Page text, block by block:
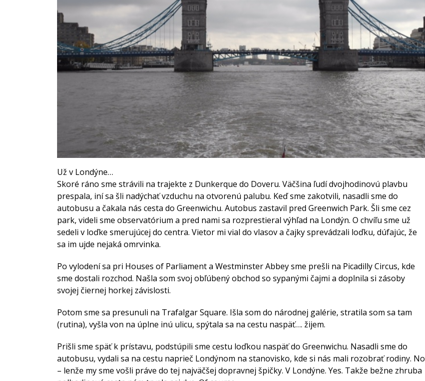
Už v Londýne…
Skoré ráno sme strávili na trajekte z Dunkerque do Doveru. Väčšina ľudí dvojhodinovú plavbu
prespala, iní sa šli nadýchať vzduchu na otvorenú palubu. Keď sme zakotvili, nasadli sme do
autobusu a čakala nás cesta do Greenwichu. Autobus zastavil pred Greenwich Park. Šli sme cez
park, videli sme observatórium a pred nami sa rozprestieral výhľad na Londýn. O chvíľu sme už
sedeli v loďke smerujúcej do centra. Vietor mi vial do vlasov a čajky sprevádzali loďku, dúfajúc, že
sa im ujde nejaká omrvinka.
Po vylodení sa pri Houses of Parliament a Westminster Abbey sme prešli na Picadilly Circus, kde
sme dostali rozchod. Našla som svoj obľúbený obchod so sypanými čajmi a doplnila si zásoby
svojej čiernej horkej závislosti.
Potom sme sa presunuli na Trafalgar Square. Išla som do národnej galérie, stratila som sa tam
(rutina), vyšla von na úplne inú ulicu, spýtala sa na cestu naspäť…. žijem.
Prišli sme späť k prístavu, podstúpili sme cestu loďkou naspäť do Greenwichu. Nasadli sme do
autobusu, vydali sa na cestu naprieč Londýnom na stanovisko, kde si nás mali rozobrať rodiny. No
– lenže my sme vošli práve do tej najväčšej dopravnej špičky. V Londýne. Yes. Takže bežne zhruba